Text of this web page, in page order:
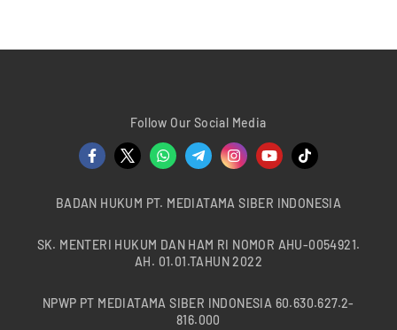
Follow Our Social Media
BADAN HUKUM PT. MEDIATAMA SIBER INDONESIA
SK. MENTERI HUKUM DAN HAM RI NOMOR AHU-0054921.
AH. 01.01.TAHUN 2022
NPWP PT MEDIATAMA SIBER INDONESIA 60.630.627.2-
816.000